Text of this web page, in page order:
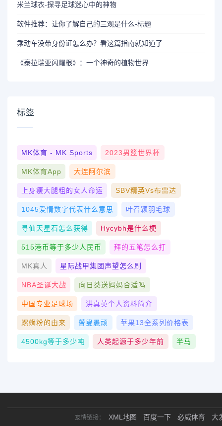
米兰球衣-探寻足球迷心中的神物
软件推荐：让你了解自己的三观是什么-标题
乘动车没带身份证怎么办？看这篇指南就知道了
《泰拉瑞亚闪耀根》：一个神奇的植物世界
标签
MK体育 - MK Sports 2023男篮世界杯
MK体育App 大连阿尔滨
上身瘦大腿粗的女人命运 SBV精英vs布雷达
1045爱情数字代表什么意思 叶召颖羽毛球
寻仙天星石怎么获得 Hycybh是什么梗
515港币等于多少人民币 拜的五笔怎么打
MK真人 星际战甲集团声望怎么刷
NBA圣诞大战 向日葵送妈妈合适吗
中国专业足球场 洪真英个人资料简介
螺蛳粉的由来 瞽叟愚顽 苹果13全系列价格表
4500kg等于多少吨 人类起源于多少年前 半马
友情链接： XML地图 百度一下 必威体育 大